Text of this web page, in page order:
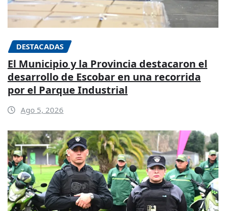
DESTACADAS
El Municipio y la Provincia destacaron el
desarrollo de Escobar en una recorrida
por el Parque Industrial
Ago 5, 2026